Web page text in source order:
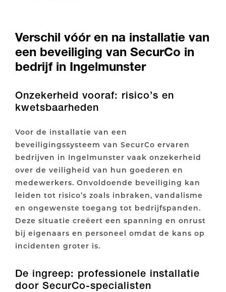
Verschil vóór en na installatie van
een beveiliging van SecurCo in
bedrijf in Ingelmunster
Onzekerheid vooraf: risico’s en
kwetsbaarheden
Voor de installatie van een
beveiligingssysteem van SecurCo ervaren
bedrijven in Ingelmunster vaak onzekerheid
over de veiligheid van hun goederen en
medewerkers. Onvoldoende beveiliging kan
leiden tot risico’s zoals inbraken, vandalisme
en ongewenste toegang tot bedrijfspanden.
Deze situatie creëert een spanning en onrust
bij eigenaars en personeel omdat de kans op
incidenten groter is.
De ingreep: professionele installatie
door SecurCo-specialisten